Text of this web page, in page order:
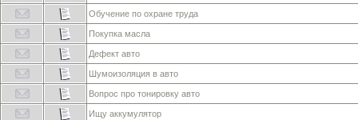
Обучение по охране труда
Покупка масла
Дефект авто
Шумоизоляция в авто
Вопрос про тонировку авто
Ищу аккумулятор